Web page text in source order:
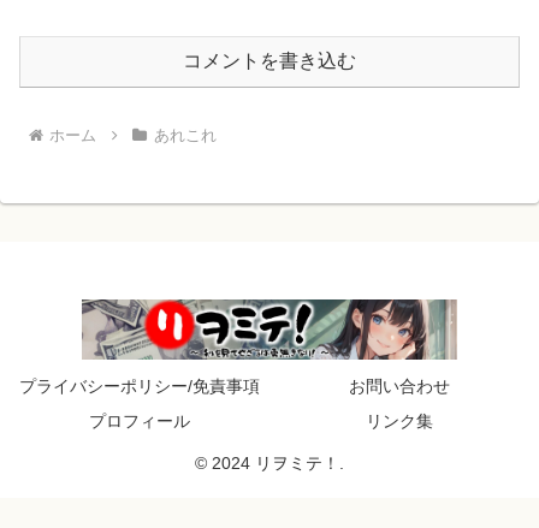
コメントを書き込む
ホーム あれこれ
プライバシーポリシー/免責事項
お問い合わせ
プロフィール
リンク集
© 2024 リヲミテ！.